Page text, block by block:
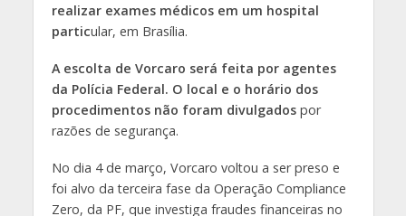
realizar exames médicos em um hospital
particular, em Brasília.
A escolta de Vorcaro será feita por agentes
da Polícia Federal. O local e o horário dos
procedimentos não foram divulgadospor
razões de segurança.
No dia 4 de março, Vorcaro voltou a ser preso e
foi alvo da terceira fase da Operação Compliance
Zero, da PF, que investiga fraudes financeiras no